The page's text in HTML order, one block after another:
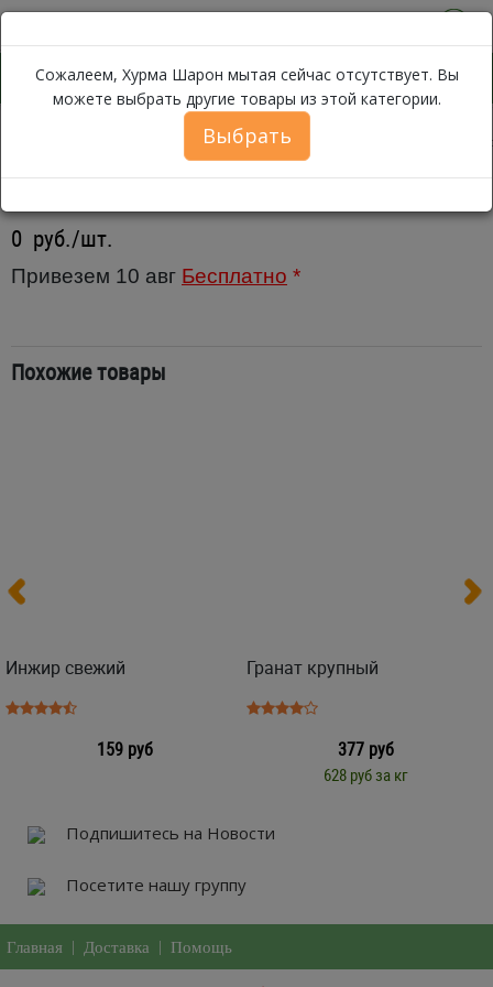
Инжир, Хурма, Гранат Хурма Шарон
Сожалеем, Хурма Шарон мытая сейчас отсутствует. Вы
можете выбрать другие товары из этой категории.
Выбрать
Хурма Шарон мытая
0 руб./шт.
Привезем 10 авг Бесплатно *
Похожие товары
Инжир свежий
159 руб
Гранат крупный
377 руб
628 руб за кг
Подпишитесь на Новости
Посетите нашу группу
Главная Доставка Помощь